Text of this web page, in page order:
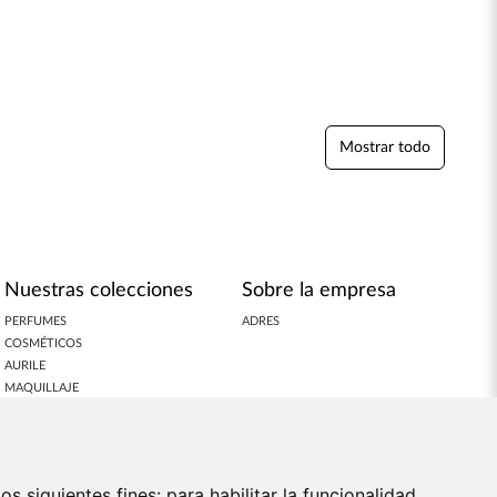
Mostrar todo
Nuestras colecciones
PERFUMES
COSMÉTICOS
AURILE
MAQUILLAJE
Sobre la empresa
ADRES